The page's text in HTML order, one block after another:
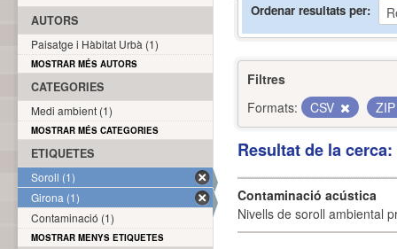
Ordenar resultats per
Filtres
Formats:
CSV
Resultat de la
Contaminació acústica
Nivells de soroll ambiental
AUTORS
Paisatge i Hàbitat Urbà (1)
MOSTRAR MÉS AUTORS
CATEGORIES
Medi ambient (1)
MOSTRAR MÉS CATEGORIES
ETIQUETES
Soroll (1)
Girona (1)
Contaminació (1)
MOSTRAR MENYS ETIQUETES